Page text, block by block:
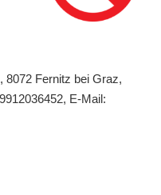
8072 Fernitz bei Graz,
, E-Mail: